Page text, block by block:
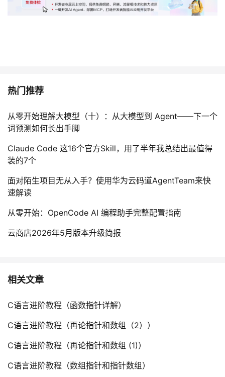
热门推荐
从零开始理解大模型（十）：从大模型到 Agent——下一个
词预测如何长出手脚
Claude Code 这16个官方Skill，用了半年我总结出最值得
装的7个
面对陌生项目无从入手？使用华为云码道AgentTeam来快
速解读
从零开始：OpenCode AI 编程助手完整配置指南
云商店2026年5月版本升级简报
相关文章
C语言进阶教程（函数指针详解）
C语言进阶教程（再论指针和数组（2））
C语言进阶教程（再论指针和数组 (1)）
C语言进阶教程（数组指针和指针数组）